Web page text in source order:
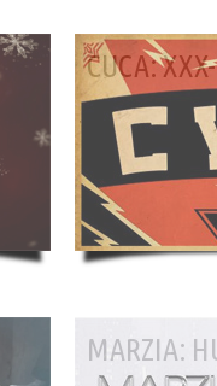
CUCA:
MARZIA: